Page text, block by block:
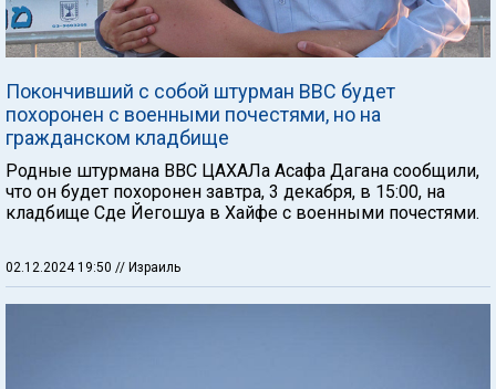
Покончивший с собой штурман ВВС будет
похоронен с военными почестями, но на
гражданском кладбище
Родные штурмана ВВС ЦАХАЛа Асафа Дагана сообщили,
что он будет похоронен завтра, 3 декабря, в 15:00, на
кладбище Сде Йегошуа в Хайфе с военными почестями.
02.12.2024 19:50 // Израиль